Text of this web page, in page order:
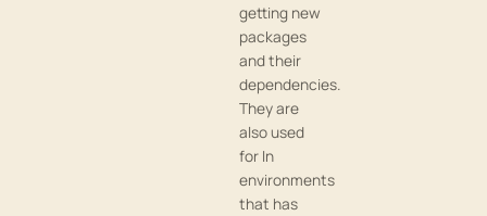
getting new
packages
and their
dependencies.
They are
also used
for In
environments
that has